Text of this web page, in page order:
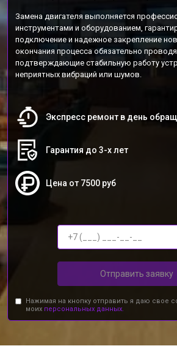
Замена двигателя выполняется
инструментами и оборудованием,
подключение и надежное закрепление
окончания процесса обязательно
подтверждающие стабильную работу
неприятных вибраций или шумов.
Экспресс ремонт в день
Гарантия до 3-х лет
Цена от 7500 руб
Отправить заявку
Нажимая на кнопку отправить я даю свое
моих персональных данных.